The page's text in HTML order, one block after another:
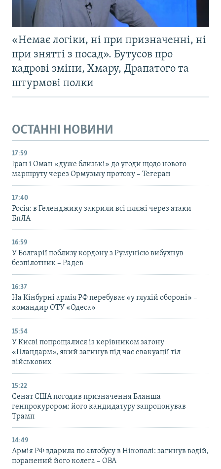
«Немає логіки, ні при призначенні, ні
при знятті з посад». Бутусов про
кадрові зміни, Хмару, Драпатого та
штурмові полки
ОСТАННІ НОВИНИ
17:59
Іран і Оман «дуже близькі» до угоди щодо нового
маршруту через Ормузьку протоку – Тегеран
17:40
Росія: в Геленджику закрили всі пляжі через атаки
БпЛА
16:59
У Болгарії поблизу кордону з Румунією вибухнув
безпілотник – Радев
16:37
На Кінбурні армія РФ перебуває «у глухій обороні» –
командир ОТУ «Одеса»
15:54
У Києві попрощалися із керівником загону
«Плацдарм», який загинув під час евакуації тіл
військових
15:22
Сенат США погодив призначення Бланша
генпрокурором: його кандидатуру запропонував
Трамп
14:49
Армія РФ вдарила по автобусу в Нікополі: загинув водій,
поранений його колега – ОВА